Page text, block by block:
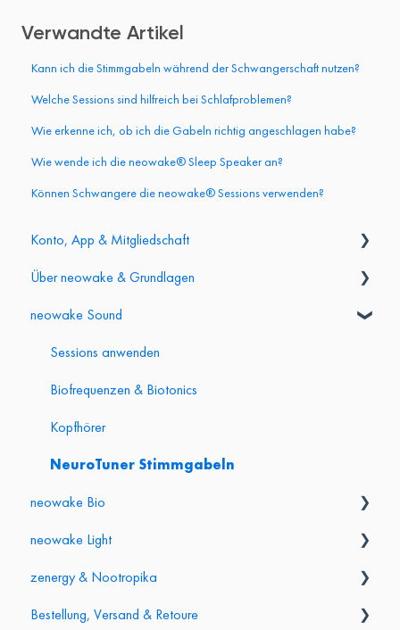
Verwandte Artikel
Kann ich die Stimmgabeln während der Schwangerschaft nutzen?
Welche Sessions sind hilfreich bei Schlafproblemen?
Wie erkenne ich, ob ich die Gabeln richtig angeschlagen habe?
Wie wende ich die neowake® Sleep Speaker an?
Können Schwangere die neowake® Sessions verwenden?
Konto, App & Mitgliedschaft
Login & Konto
App & Mitgliederbereich
Abo & Kündigung
Über neowake & Grundlagen
Grundlagen & Produktvergleich
Partner- & Affiliate-Programm
Gesundheit & Sicherheit
neowake Sound
Sessions anwenden
Biofrequenzen & Biotonics
Kopfhörer
NeuroTuner Stimmgabeln
neowake Bio
Frequenzmatte (groß)
Frequenzmatte mini & Frequenzgürtel
Energy Bracelet
neowake Light
Chroma Watch
Chroma Light
zenergy & Nootropika
Einnahme & Wirkung
Bestellung, Versand & Retoure